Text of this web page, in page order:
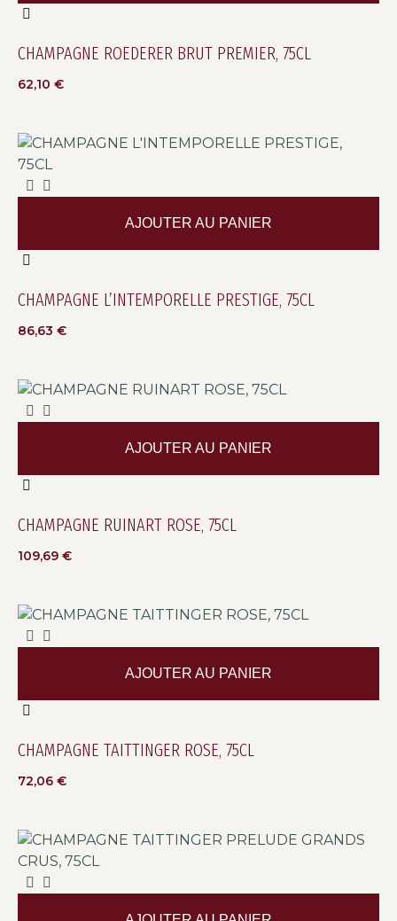
CHAMPAGNE ROEDERER BRUT PREMIER, 75CL
62,10 €
CHAMPAGNE L’INTEMPORELLE PRESTIGE, 75CL
86,63 €
AJOUTER AU PANIER
CHAMPAGNE RUINART ROSE, 75CL
109,69 €
AJOUTER AU PANIER
CHAMPAGNE TAITTINGER ROSE, 75CL
72,06 €
AJOUTER AU PANIER